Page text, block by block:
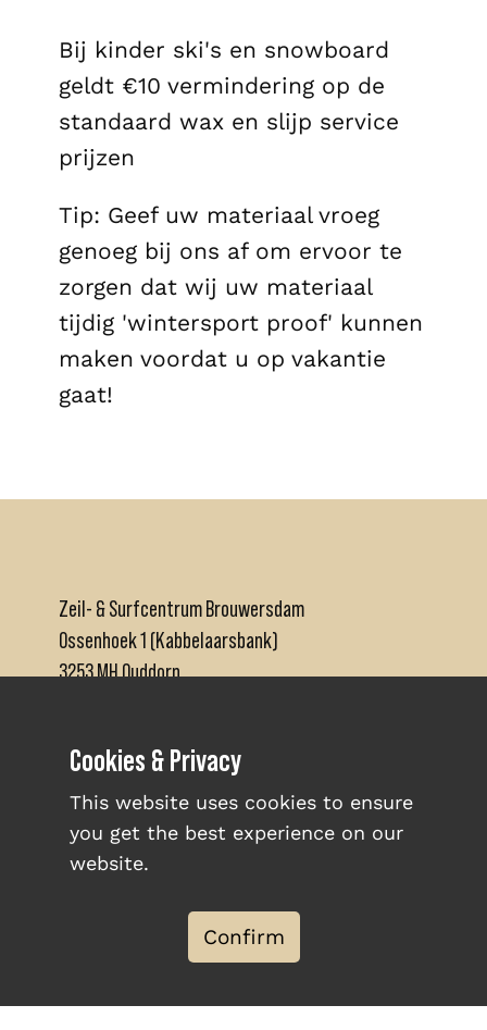
Bij kinder ski's en snowboard
geldt €10 vermindering op de
standaard wax en slijp service
prijzen
Tip: Geef uw materiaal vroeg
genoeg bij ons af om ervoor te
zorgen dat wij uw materiaal
tijdig 'wintersport proof' kunnen
maken voordat u op vakantie
gaat!
Zeil- & Surfcentrum Brouwersdam
Ossenhoek 1 (Kabbelaarsbank)
3253 MH Ouddorp
info@brouwersdam.nl
INFO & OPENING HOURS
WORK AT BROUWERSDAM
Cookies & Privacy
This website uses cookies to ensure
you get the best experience on our
website.
Confirm